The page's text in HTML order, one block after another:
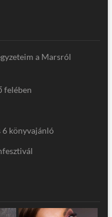
a Marsról
felében
6 könyvajánló